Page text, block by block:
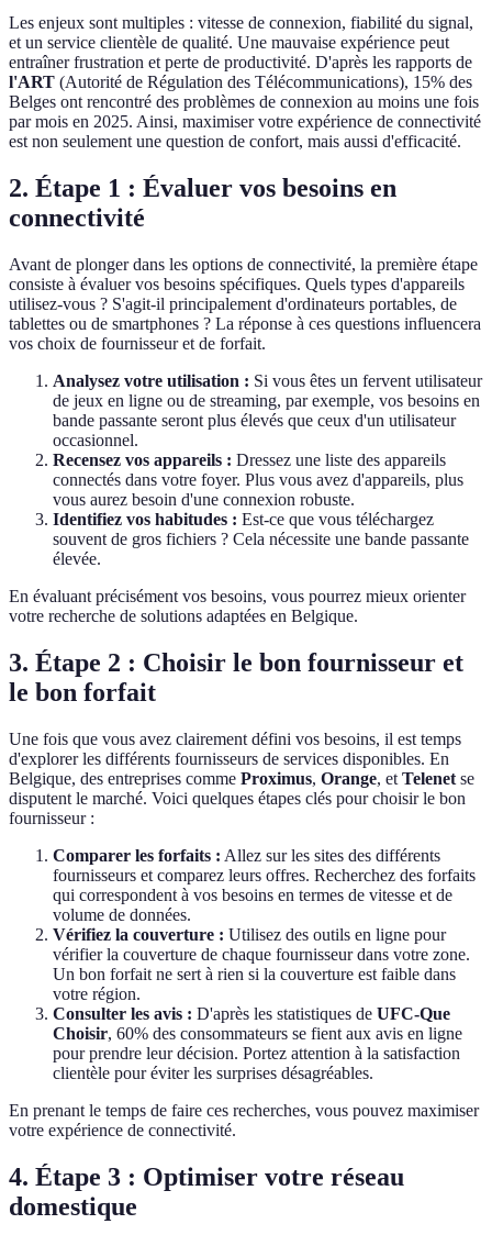
Les enjeux sont multiples : vitesse de connexion, fiabilité du signal,
et un service clientèle de qualité. Une mauvaise expérience peut
entraîner frustration et perte de productivité. D'après les rapports de
l'ART (Autorité de Régulation des Télécommunications), 15% des
Belges ont rencontré des problèmes de connexion au moins une fois
par mois en 2025. Ainsi, maximiser votre expérience de connectivité
est non seulement une question de confort, mais aussi d'efficacité.
2. Étape 1 : Évaluer vos besoins en
connectivité
Avant de plonger dans les options de connectivité, la première étape
consiste à évaluer vos besoins spécifiques. Quels types d'appareils
utilisez-vous ? S'agit-il principalement d'ordinateurs portables, de
tablettes ou de smartphones ? La réponse à ces questions influencera
vos choix de fournisseur et de forfait.
Analysez votre utilisation : Si vous êtes un fervent utilisateur
de jeux en ligne ou de streaming, par exemple, vos besoins en
bande passante seront plus élevés que ceux d'un utilisateur
occasionnel.
Recensez vos appareils : Dressez une liste des appareils
connectés dans votre foyer. Plus vous avez d'appareils, plus
vous aurez besoin d'une connexion robuste.
Identifiez vos habitudes : Est-ce que vous téléchargez
souvent de gros fichiers ? Cela nécessite une bande passante
élevée.
En évaluant précisément vos besoins, vous pourrez mieux orienter
votre recherche de solutions adaptées en Belgique.
3. Étape 2 : Choisir le bon fournisseur et
le bon forfait
Une fois que vous avez clairement défini vos besoins, il est temps
d'explorer les différents fournisseurs de services disponibles. En
Belgique, des entreprises comme Proximus, Orange, et Telenet se
disputent le marché. Voici quelques étapes clés pour choisir le bon
fournisseur :
Comparer les forfaits : Allez sur les sites des différents
fournisseurs et comparez leurs offres. Recherchez des forfaits
qui correspondent à vos besoins en termes de vitesse et de
volume de données.
Vérifiez la couverture : Utilisez des outils en ligne pour
vérifier la couverture de chaque fournisseur dans votre zone.
Un bon forfait ne sert à rien si la couverture est faible dans
votre région.
Consulter les avis : D'après les statistiques de UFC-Que
Choisir, 60% des consommateurs se fient aux avis en ligne
pour prendre leur décision. Portez attention à la satisfaction
clientèle pour éviter les surprises désagréables.
En prenant le temps de faire ces recherches, vous pouvez maximiser
votre expérience de connectivité.
4. Étape 3 : Optimiser votre réseau
domestique